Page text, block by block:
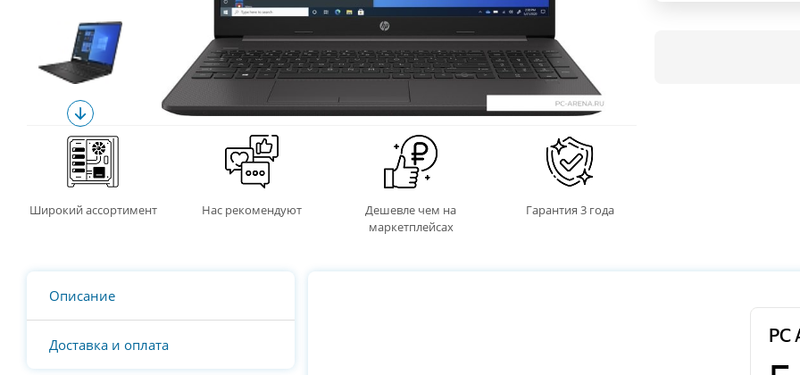
Широкий ассортимент Нас рекомендуют
Дешевле чем на
маркетплейсах
Гарантия 3 года
Описание
Доставка и оплата